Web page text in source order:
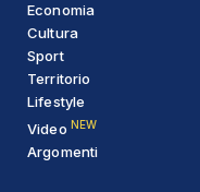
Economia
Cultura
Sport
Territorio
Lifestyle
Video NEW
Argomenti